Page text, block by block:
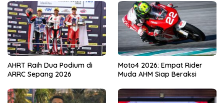
AHRT Raih Dua Podium di
ARRC Sepang 2026
Moto4 2026: Empat Rider
Muda AHM Siap Beraksi